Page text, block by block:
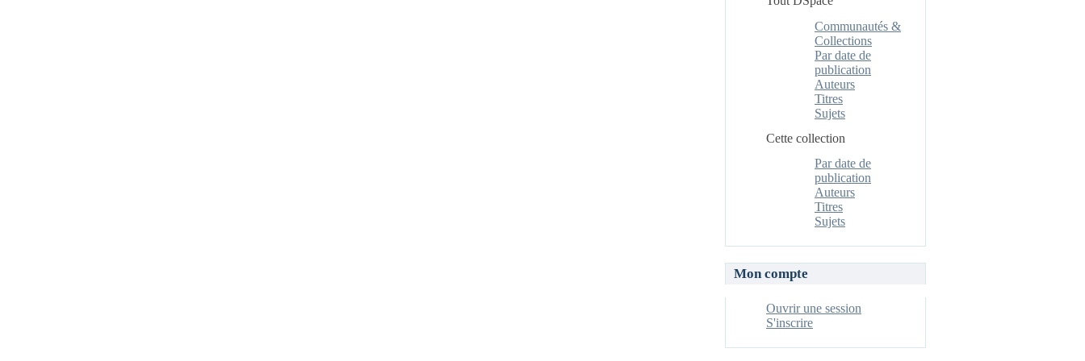
Communautés &
Collections
Par date de
publication
Auteurs
Titres
Sujets
Cette collection
Par date de
publication
Auteurs
Titres
Sujets
Mon compte
Ouvrir une session
S'inscrire